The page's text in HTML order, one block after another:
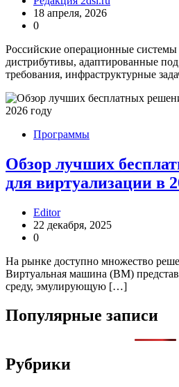
18 апреля, 2026
0
Российские операционные системы
дистрибутивы, адаптированные
требования, инфраструктурные
Программы
Обзор лучших
для виртуализации в
Editor
22 декабря, 2025
0
На рынке доступно множество
Виртуальная машина (ВМ)
среду, эмулирующую […]
Популярные записи
Рубрики